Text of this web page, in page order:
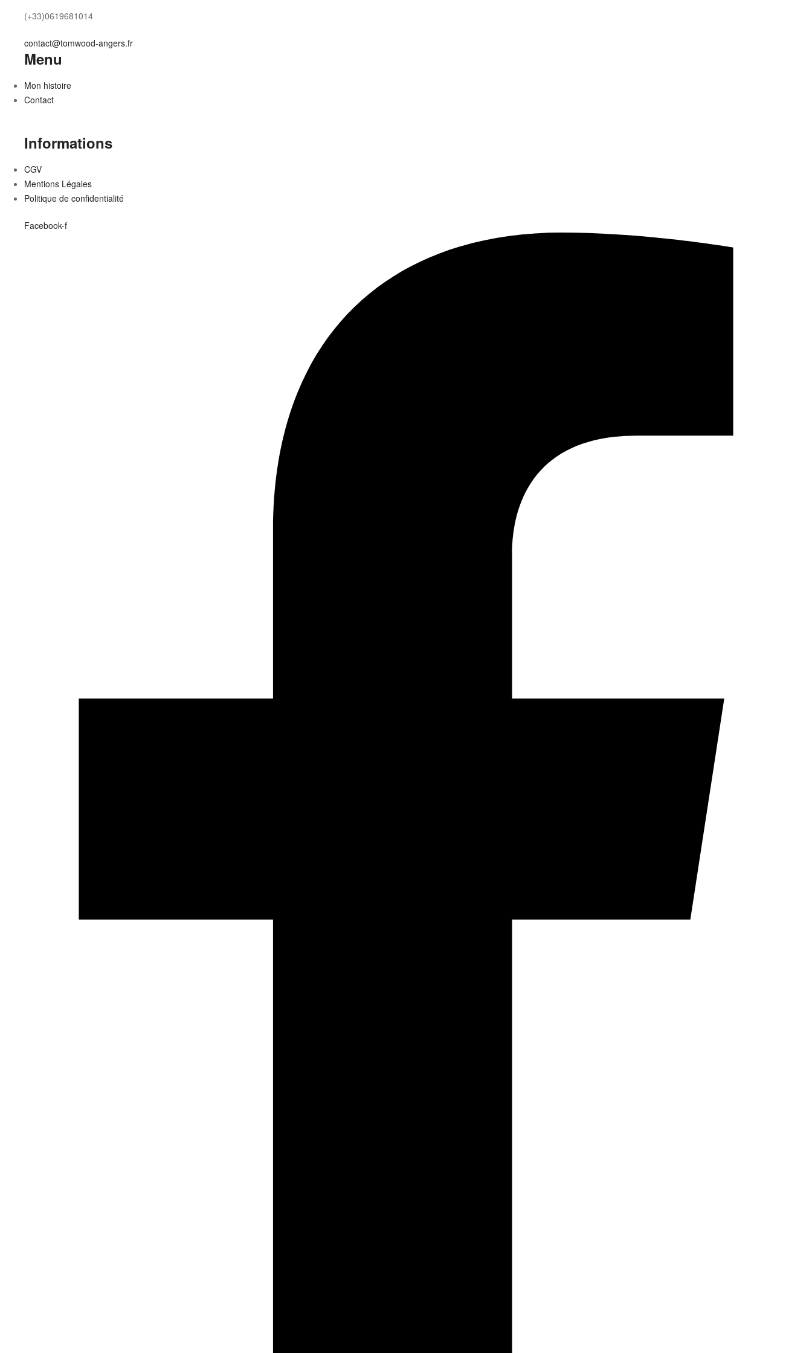
(+33)0619681014
contact@tomwood-angers.fr
Menu
Mon histoire
Contact
Informations
CGV
Mentions Légales
Politique de confidentialité
Facebook-f